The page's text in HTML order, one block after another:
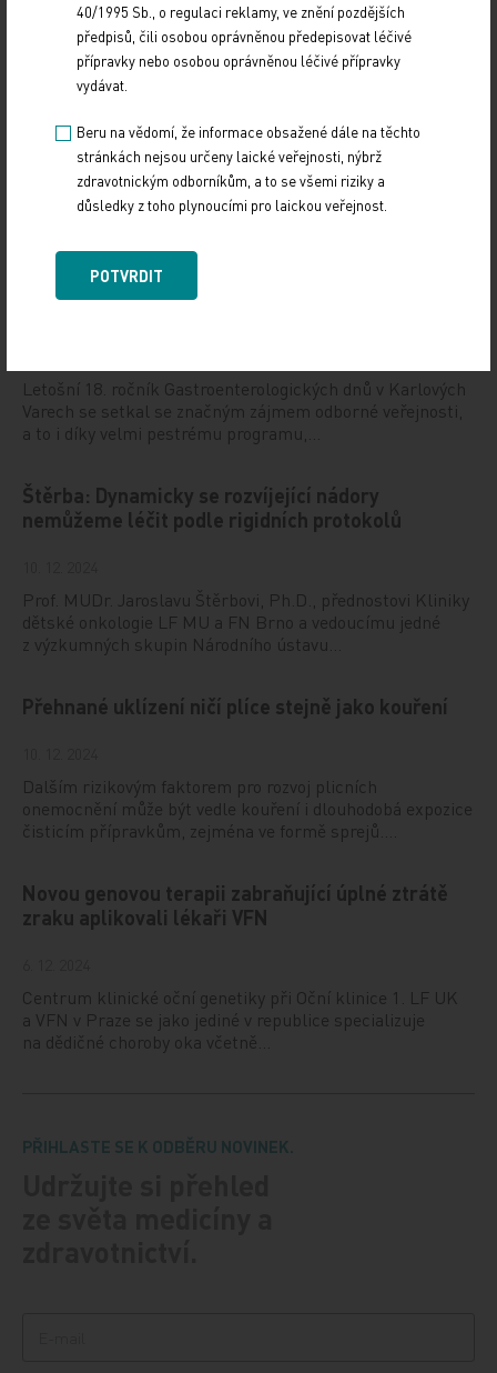
Sdílejte článek
Gastroenterologie – obor s dynamickým rozvojem
i řadou výzev
Letošní 18. ročník Gastroenterologických dnů v Karlových
Varech se setkal se značným zájmem odborné veřejnosti,
a to i díky velmi pestrému programu,…
Štěrba: Dynamicky se rozvíjející nádory
nemůžeme léčit podle rigidních protokolů
Prof. MUDr. Jaroslavu Štěrbovi, Ph.D., přednostovi Kliniky
dětské onkologie LF MU a FN Brno a vedoucímu jedné
z výzkumných skupin Národního ústavu…
Přehnané uklízení ničí plíce stejně jako kouření
Dalším rizikovým faktorem pro rozvoj plicních
onemocnění může být vedle kouření i dlouhodobá expozice
čisticím přípravkům, zejména ve formě sprejů.…
Novou genovou terapii zabraňující úplné ztrátě
zraku aplikovali lékaři VFN
Centrum klinické oční genetiky při Oční klinice 1. LF UK
a VFN v Praze se jako jediné v republice specializuje
na dědičné choroby oka včetně…
PŘIHLASTE SE K ODBĚRU NOVINEK.
40/1995 Sb., o regulaci reklamy, ve znění pozdějších
předpisů, čili osobou oprávněnou předepisovat léčivé
přípravky nebo osobou oprávněnou léčivé přípravky
vydávat.
Beru na vědomí, že informace obsažené dále na těchto
stránkách nejsou určeny laické veřejnosti, nýbrž
zdravotnickým odborníkům, a to se všemi riziky a
důsledky z toho plynoucími pro laickou veřejnost.
POTVRDIT